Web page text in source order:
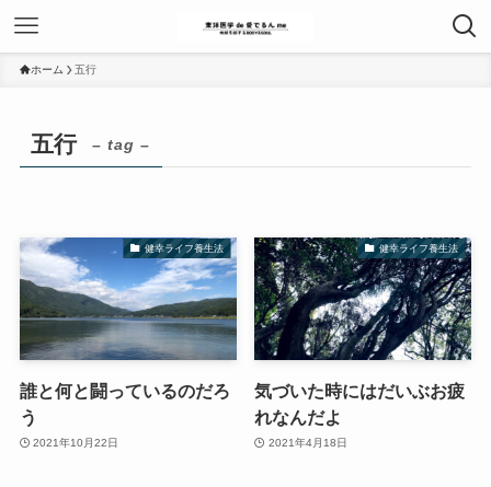
ホーム 五行
五行 – tag –
健幸ライフ養生法
誰と何と闘っているのだろ
う
2021年10月22日
健幸ライフ養生法
気づいた時にはだいぶお疲
れなんだよ
2021年4月18日